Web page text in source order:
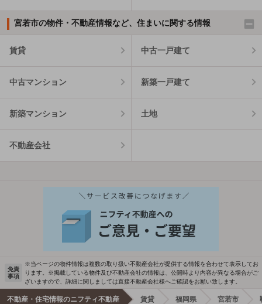
宮若市の物件・不動産情報など、住まいに関する情報
賃貸 中古一戸建て
中古マンション 新築一戸建て
新築マンション 土地
不動産会社
免責
事項
※当ページの物件情報は複数の取り扱い不動産会社が提供する情報を合わせて表示してお
ります。※掲載している物件及び不動産会社の情報は、公開時より内容が異なる場合がご
ざいますので、詳細に関しましては直接不動産会社様へご確認をお願い致します。
不動産・住宅情報のニフティ不動産 賃貸 福岡県 宮若市